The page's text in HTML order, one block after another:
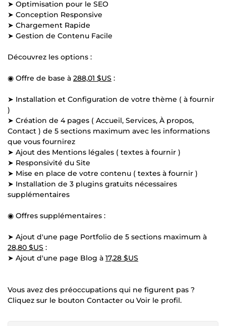
➤ Optimisation pour le SEO
➤ Conception Responsive
➤ Chargement Rapide
➤ Gestion de Contenu Facile
Découvrez les options :
◉ Offre de base à 288,01 $US :
➤ Installation et Configuration de votre thème ( à fournir
)
➤ Création de 4 pages ( Accueil, Services, À propos,
Contact ) de 5 sections maximum avec les informations
que vous fournirez
➤ Ajout des Mentions légales ( textes à fournir )
➤ Responsivité du Site
➤ Mise en place de votre contenu ( textes à fournir )
➤ Installation de 3 plugins gratuits nécessaires
supplémentaires
◉ Offres supplémentaires :
➤ Ajout d'une page Portfolio de 5 sections maximum à
28,80 $US :
➤ Ajout d'une page Blog à 17,28 $US
Vous avez des préoccupations qui ne figurent pas ?
Cliquez sur le bouton Contacter ou Voir le profil.